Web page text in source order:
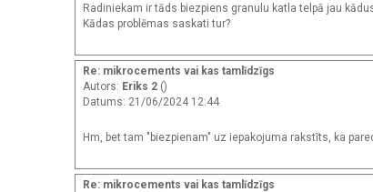
Radiniekam ir tāds biezpiens granulu katla telpā jau
Kādas problēmas saskati tur?
Re: mikrocements vai kas tamlīdzīgs
Autors: Eriks 2 ()
Datums: 21/06/2024 12:44
Hm, bet tam "biezpienam" uz iepakojuma rakstīts, ka
Re: mikrocements vai kas tamlīdzīgs